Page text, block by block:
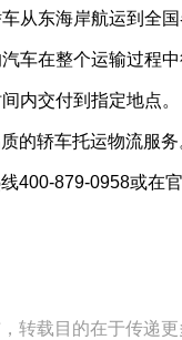
从东海岸航运到全
车在整个运输过程中
内交付到指定地点。
的轿车托运物流服
400-879-0958或在
转载目的在于传递